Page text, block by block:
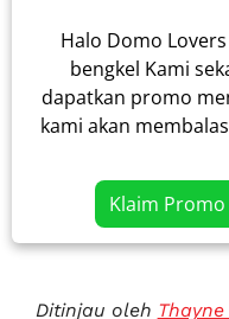
Halo Domo
bengkel Kami
dapatkan promo
kami akan
Klaim Promo
Ditinjau oleh